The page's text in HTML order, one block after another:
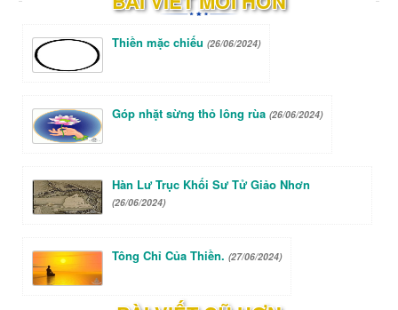
Thiền mặc chiếu (26/06/2024)
Góp nhặt sừng thỏ lông rùa (26/06/2024)
Hàn Lư Trục Khối Sư Tử Giảo Nhơn
(26/06/2024)
Tông Chỉ Của Thiền. (27/06/2024)